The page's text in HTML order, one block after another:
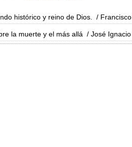
histórico y reino de Dios. /
la muerte y el más allá / José